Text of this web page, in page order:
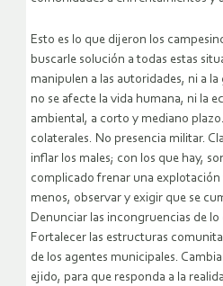
Esto es lo que dijeron los
buscarle solución a todas estas
manipulen a las autoridades, ni a
no se afecte la vida humana, ni la
ambiental, a corto y mediano
colaterales. No presencia militar.
inflar los males; con los que hay,
complicado frenar una
menos, observar y exigir que se
Denunciar las incongruencias de lo
Fortalecer las estructuras
de los agentes municipales.
ejido, para que responda a la